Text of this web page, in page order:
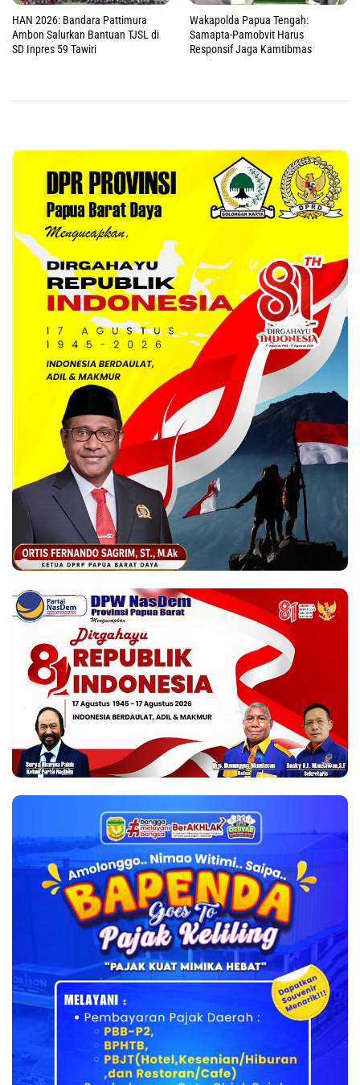
HAN 2026: Bandara Pattimura
Ambon Salurkan Bantuan TJSL di
SD Inpres 59 Tawiri
Wakapolda Papua Tengah:
Samapta-Pamobvit Harus
Responsif Jaga Kamtibmas